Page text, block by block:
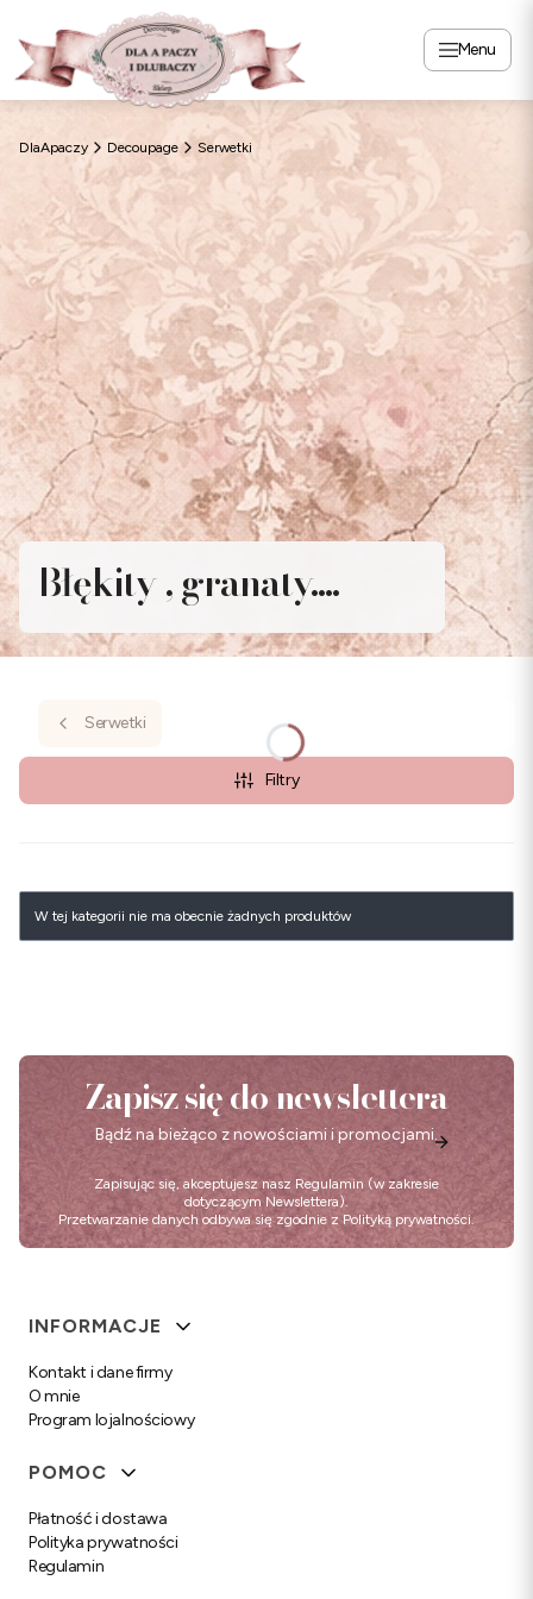
Menu
DlaApaczy Decoupage Serwetki
Błękity , granaty....
Serwetki
Filtry
Lista produktów
W tej kategorii nie ma obecnie żadnych produktów
Zapisz się do newslettera
Bądź na bieżąco z nowościami i promocjami.
Zapisując się, akceptujesz nasz Regulamin (w zakresie
dotyczącym Newslettera).
Przetwarzanie danych odbywa się zgodnie z Polityką prywatności.
Linki w stopce
INFORMACJE
Kontakt i dane firmy
O mnie
Program lojalnościowy
POMOC
Płatność i dostawa
Polityka prywatności
Regulamin